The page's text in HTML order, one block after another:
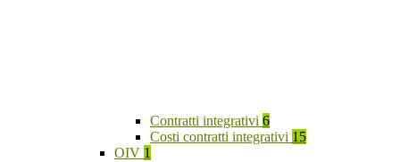
Contratti integrativi 6
Costi contratti integrativi 15
OIV 1